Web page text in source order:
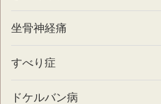
坐骨神経痛
すべり症
ドケルバン病